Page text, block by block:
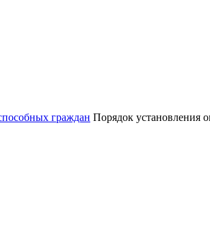
граждан Порядок установления